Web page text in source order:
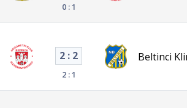
0 : 1
2 : 2
2 : 1
Beltinci